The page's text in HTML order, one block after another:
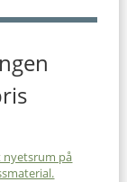
nyetsrum på